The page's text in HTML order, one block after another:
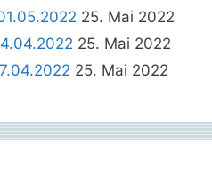
25. Mai 2022
25. Mai 2022
25. Mai 2022